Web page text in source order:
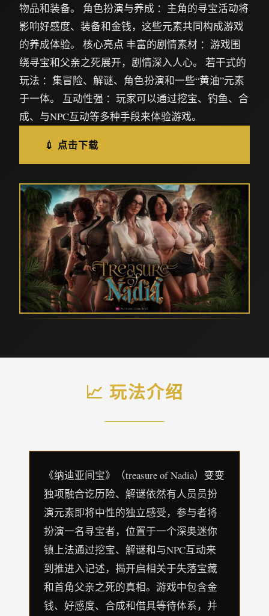
物品和装备。 角色扮演与养成 ：主角的寻宝活动将
影响好感度、装备和金钱，这些元素共同构成游戏
的养成体验。 核心亮点 丰富的剧情素材 ：游戏围
绕寻宝和父亲之死展开，剧情深入人心。 若干式的
玩法 ：集冒险、解谜、角色扮演和一些“黄油”元素
于一体。 互动性强 ：玩家可以通过挖宝、钓鱼、合
成、与NPC互动等多种手段来体验游戏。
💉 点击下载
📈 玩法介绍
《纳迪亚间宝》（treasure of Nadia）变变
独项融合讫历险、解谜依然有人员员扮
演元素即将中性的独立感受，参与者将
扮演一名寻宝者，位置于一个深奥迷你
镇上法通过挖宝、解谜和与NPC互动来
到推进入记述，揭开启相关于失落宝藏
和首角父亲之死的真相。游戏中包含金
钱、好感度、合成和借具等待体系，并